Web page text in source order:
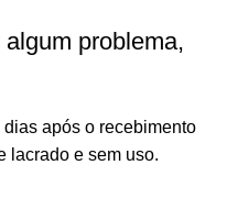
problema,
após o recebimento
lacrado e sem uso.